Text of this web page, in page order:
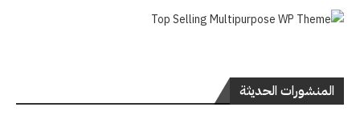
المنشورات الحديثة